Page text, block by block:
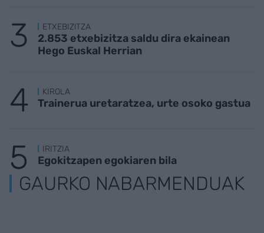
ETXEBIZITZA
2.853 etxebizitza saldu dira ekainean
Hego Euskal Herrian
KIROLA
Trainerua uretaratzea, urte osoko gastua
IRITZIA
Egokitzapen egokiaren bila
GAURKO NABARMENDUAK